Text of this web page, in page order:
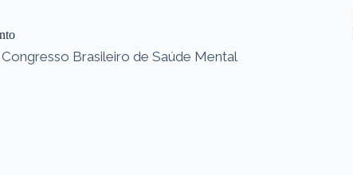
Brasileiro de Saúde Mental